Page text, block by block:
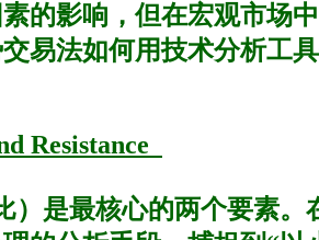
的影响，但在宏观市场
易法如何用技术分析工
Resistance
）是最核心的两个要素